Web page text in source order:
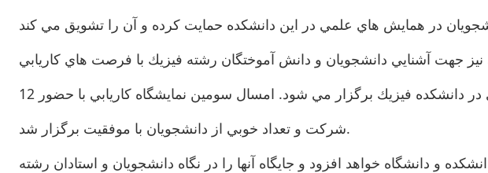
نيز جهت آشنايي دانشجويان و دانش آموختگان رشته فيزيك با فرصت هاي كاريابي
در اين رشته و با حضور شركت هاي فعال و مرتبط با فيزيك نيز همزمان با گردهمايي سراسري در دانشكده فيزيك برگزار مي شود. امسال سومين نمايشگاه كاريابي با حضور 12
شركت و تعداد خوبي از دانشجويان با موفقيت برگزار شد.
و دانشگاه خواهد افزود و جايگاه آنها را در نگاه دانشجويان و استادان رشته